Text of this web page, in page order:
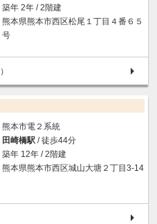
築年 2年 / 2階建
熊本県熊本市西区松尾１丁目４番６５
号
）
熊本市電２系統
田崎橋駅 / 徒歩44分
築年 12年 / 2階建
熊本県熊本市西区城山大塘２丁目3-14